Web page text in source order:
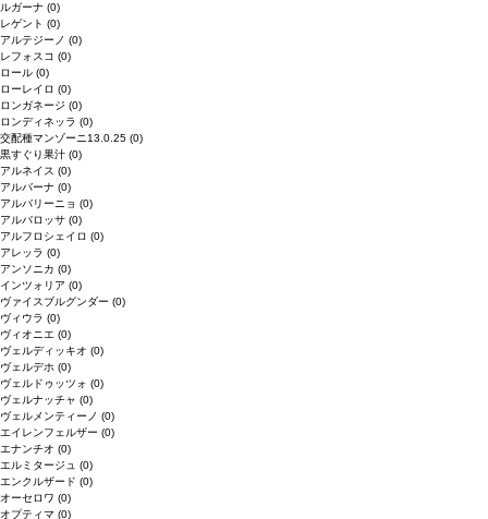
ルガーナ (0)
レゲント (0)
アルテジーノ (0)
レフォスコ (0)
ロール (0)
ローレイロ (0)
ロンガネージ (0)
ロンディネッラ (0)
交配種マンゾーニ13.0.25 (0)
黒すぐり果汁 (0)
アルネイス (0)
アルバーナ (0)
アルバリーニョ (0)
アルバロッサ (0)
アルフロシェイロ (0)
アレッラ (0)
アンソニカ (0)
インツォリア (0)
ヴァイスブルグンダー (0)
ヴィウラ (0)
ヴィオニエ (0)
ヴェルディッキオ (0)
ヴェルデホ (0)
ヴェルドゥッツォ (0)
ヴェルナッチャ (0)
ヴェルメンティーノ (0)
エイレンフェルザー (0)
エナンチオ (0)
エルミタージュ (0)
エンクルザード (0)
オーセロワ (0)
オプティマ (0)